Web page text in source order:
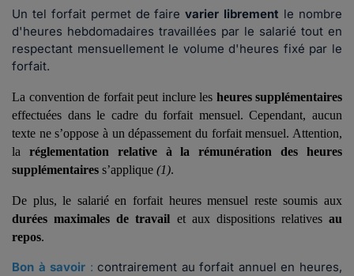
Un tel forfait permet de fairevarier librement le nombre
d'heures hebdomadaires travaillées par le salarié tout en
respectant mensuellement le volume d'heures fixé par le
forfait.
La convention de forfait peut inclure les heures supplémentaires
effectuées dans le cadre du forfait mensuel. Cependant, aucun
texte ne s’oppose à un dépassement du forfait mensuel. Attention,
la réglementation relative à la rémunération des heures
supplémentaires s’applique (1).
De plus, le salarié en forfait heures mensuel reste soumis aux
durées maximales de travail et aux dispositions relatives au
repos.
Bon à savoir : contrairement au forfait annuel en heures,